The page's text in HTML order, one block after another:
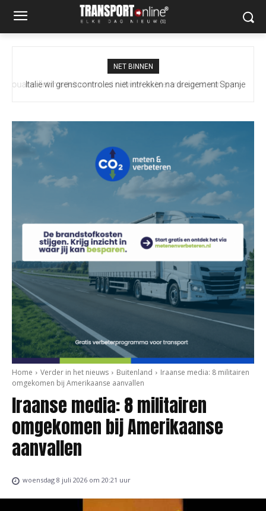
NET BINNEN
Italië wil grenscontroles niet intrekken na dreigement Spanje
Home Verder in het nieuws Buitenland
Iraanse media: 8 militairen
omgekomen bij Amerikaanse aanvallen
Iraanse media: 8 militairen
omgekomen bij Amerikaanse
aanvallen
woensdag 8 juli 2026 om 20:21 uur